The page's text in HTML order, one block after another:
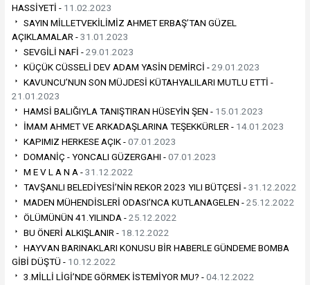
HASSİYETİ - 11.02.2023
SAYIN MİLLETVEKİLİMİZ AHMET ERBAŞ’TAN GÜZEL
AÇIKLAMALAR -31.01.2023
SEVGİLİ NAFİ -29.01.2023
KÜÇÜK CÜSSELİ DEV ADAM YASİN DEMİRCİ -29.01.2023
KAVUNCU’NUN SON MÜJDESİ KÜTAHYALILARI MUTLU ETTİ -
21.01.2023
HAMSİ BALIĞIYLA TANIŞTIRAN HÜSEYİN ŞEN - 15.01.2023
İMAM AHMET VE ARKADAŞLARINA TEŞEKKÜRLER - 14.01.2023
KAPIMIZ HERKESE AÇIK -07.01.2023
DOMANİÇ - YONCALI GÜZERGAHI -07.01.2023
M E V L A N A -31.12.2022
TAVŞANLI BELEDİYESİ’NİN REKOR 2023 YILI BÜTÇESİ -31.12.2022
MADEN MÜHENDİSLERİ ODASI’NCA KUTLANAGELEN -25.12.2022
ÖLÜMÜNÜN 41.YILINDA -25.12.2022
BU ÖNERİ ALKIŞLANIR - 18.12.2022
HAYVAN BARINAKLARI KONUSU BİR HABERLE GÜNDEME BOMBA
GİBİ DÜŞTÜ - 10.12.2022
3.MİLLİ LİGİ’NDE GÖRMEK İSTEMİYOR MU? -04.12.2022